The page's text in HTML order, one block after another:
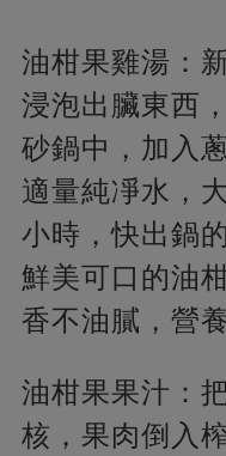
油柑果雞湯：
浸泡出臟東西
砂鍋中，加入
適量純凈水，
小時，快出鍋
鮮美可口的油
香不油膩，營
油柑果果汁：
核，果肉倒入